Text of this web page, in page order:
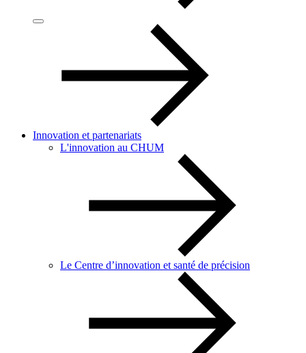
Innovation et partenariats
L'innovation au CHUM
Le Centre d’innovation et santé de précision